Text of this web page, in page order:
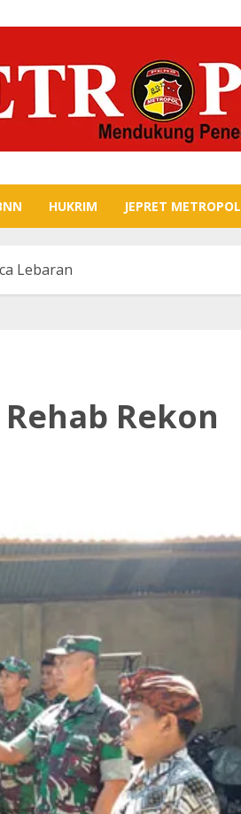
HUKRIM JEPRET METROPOL
Lebaran
Rekon